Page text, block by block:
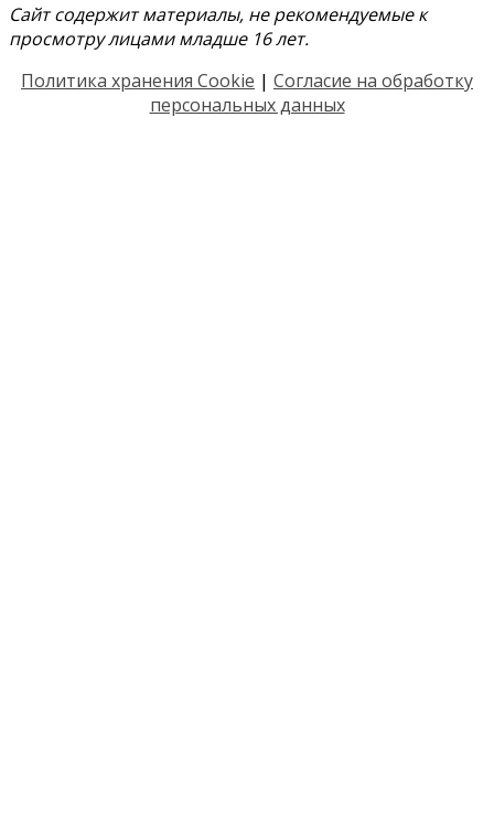
Сайт содержит материалы, не рекомендуемые к
просмотру лицами младше 16 лет.
Политика хранения Cookie | Согласие на обработку
персональных данных